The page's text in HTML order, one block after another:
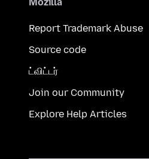
Report Trademark Abuse
Source code
ட்விட்டர்
Join our Community
Explore Help Articles